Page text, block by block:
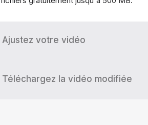
Ajustez votre vidéo
Téléchargez la vidéo modifiée